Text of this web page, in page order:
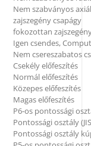
Nem szabványos
zajszegény csapágy
fokozottan
Igen csendes,
Nem csereszabatos
Csekély előfeszítés
Normál előfeszítés
Közepes előfeszítés
Magas előfeszítés
P6-os pontossági
Pontossági osztály
Pontossági osztály